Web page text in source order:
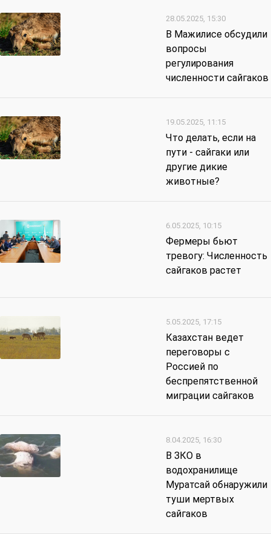
28.05.2025, 15:30
В Мажилисе обсудили
вопросы
регулирования
численности сайгаков
19.05.2025, 11:15
Что делать, если на
пути - сайгаки или
другие дикие
животные?
6.05.2025, 10:15
Фермеры бьют
тревогу: Численность
сайгаков растет
5.05.2025, 17:15
Казахстан ведет
переговоры с
Россией по
беспрепятственной
миграции сайгаков
8.04.2025, 16:30
В ЗКО в
водохранилище
Муратсай обнаружили
туши мертвых
сайгаков